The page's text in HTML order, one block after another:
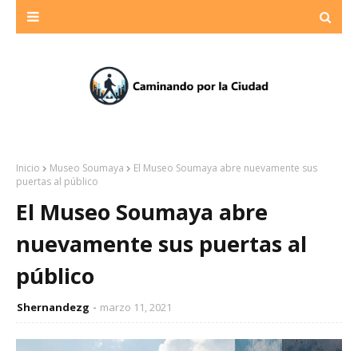
Inicio Museo Soumaya
El Museo Soumaya abre nuevamente sus
puertas al público
El Museo Soumaya abre
nuevamente sus puertas al
público
Shernandezg marzo 11, 2021